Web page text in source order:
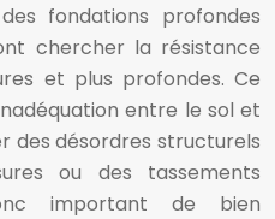
fondations profondes
chercher la résistance
et plus profondes. Ce
entre le sol et
des désordres structurels
ou des tassements
important de bien